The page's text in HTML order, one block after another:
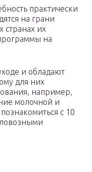
практически
на грани
странах их
на
и обладают
для них
например,
молочной и
с 10